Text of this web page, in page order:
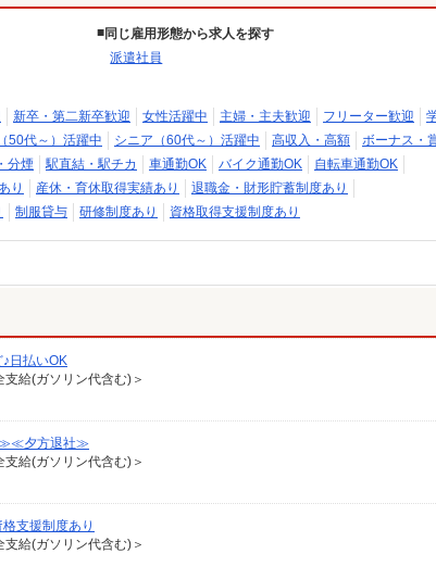
同じ雇用形態から求人を探す
派遣社員
新卒・第二新卒歓迎 女性活躍中 主婦・主夫歓迎 フリーター歓迎
50代～）活躍中 シニア（60代～）活躍中 高収入・高額
ボーナス・
分煙 駅直結・駅チカ 車通勤OK バイク通勤OK
自転車通勤OK
り 産休・育休取得実績あり
退職金・財形貯蓄制度あり
制服貸与 研修制度あり 資格取得支援制度あり
日払いOK
給(ガソリン代含む)＞
≫≪夕方退社≫
給(ガソリン代含む)＞
支援制度あり
給(ガソリン代含む)＞